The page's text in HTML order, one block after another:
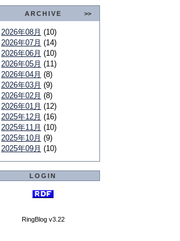
ARCHIVE >>
2026年08月 (10)
2026年07月 (14)
2026年06月 (10)
2026年05月 (11)
2026年04月 (8)
2026年03月 (9)
2026年02月 (8)
2026年01月 (12)
2025年12月 (16)
2025年11月 (10)
2025年10月 (9)
2025年09月 (10)
LOGIN
RingBlog v3.22